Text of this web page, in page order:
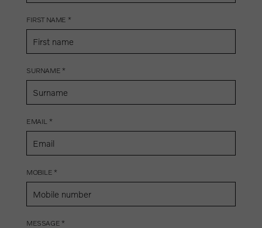
FIRST NAME *
SURNAME *
EMAIL *
MOBILE *
MESSAGE *